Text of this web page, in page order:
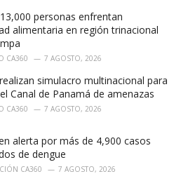
personas enfrentan
alimentaria en región trinacional
CA360 7 AGOSTO, 2026
simulacro multinacional para
Canal de Panamá de amenazas
CA360 7 AGOSTO, 2026
alerta por más de 4,900 casos
de dengue
CA360 7 AGOSTO, 2026